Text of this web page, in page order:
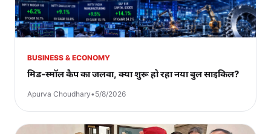
BUSINESS & ECONOMY
मिड-स्मॉल कैप का जलवा, क्या शुरू हो रहा नया बुल साइकिल?
Apurva Choudhary•5/8/2026